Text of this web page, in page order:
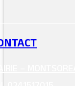
–